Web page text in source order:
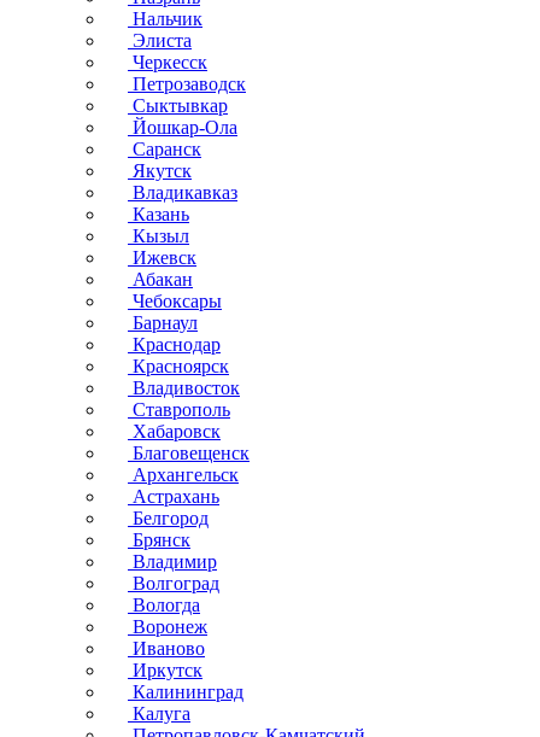
Нальчик
Элиста
Черкесск
Петрозаводск
Сыктывкар
Йошкар-Ола
Саранск
Якутск
Владикавказ
Казань
Кызыл
Ижевск
Абакан
Чебоксары
Барнаул
Краснодар
Красноярск
Владивосток
Ставрополь
Хабаровск
Благовещенск
Архангельск
Астрахань
Белгород
Брянск
Владимир
Волгоград
Вологда
Воронеж
Иваново
Иркутск
Калининград
Калуга